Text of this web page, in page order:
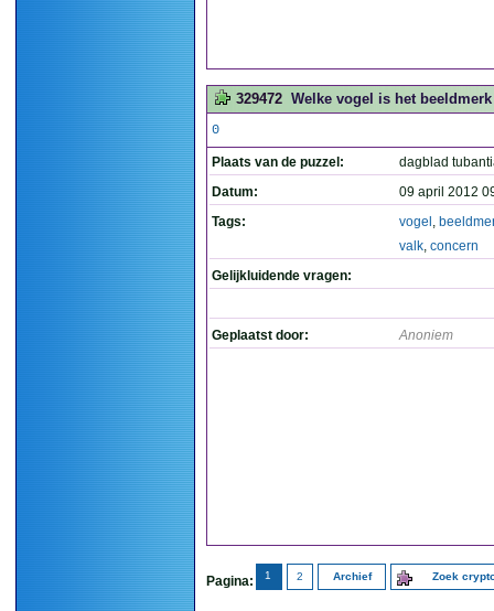
329472 Welke vogel is het
0
Plaats van de puzzel:
dagblad
Datum:
09 april 2012
Tags:
vogel ,
valk, concern
Gelijkluidende vragen:
Geplaatst door: Anoniem
Pagina: 1 2 Archief Zoek